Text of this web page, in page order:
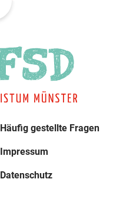
Häufig gestellte Fragen
Impressum
Datenschutz